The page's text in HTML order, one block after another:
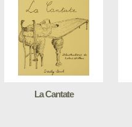
La Cantate